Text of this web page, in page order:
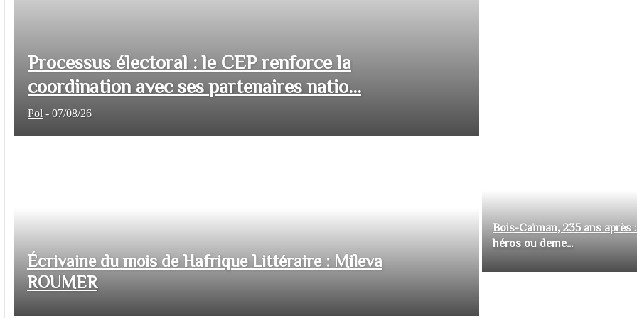
Processus électoral : le CEP renforce la
coordination avec ses partenaires natio...
Pol - 07/08/26
Écrivaine du mois de Hafrique Littéraire : Mileva
ROUMER
Bois-Caïman, 235 ans après
héros ou deme...